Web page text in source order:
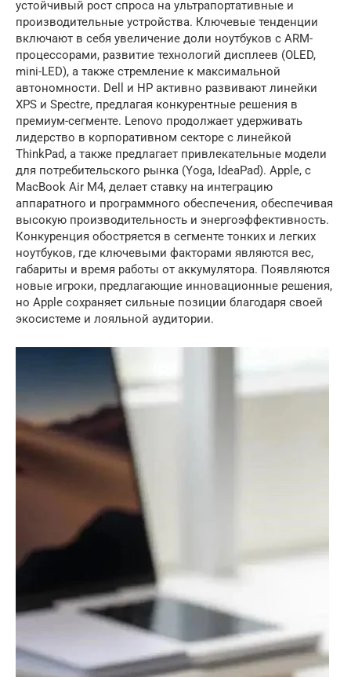
устойчивый рост спроса на ультрапортативные и
производительные устройства. Ключевые тенденции
включают в себя увеличение доли ноутбуков с ARM-
процессорами, развитие технологий дисплеев (OLED,
mini-LED), а также стремление к максимальной
автономности. Dell и HP активно развивают линейки
XPS и Spectre, предлагая конкурентные решения в
премиум-сегменте. Lenovo продолжает удерживать
лидерство в корпоративном секторе с линейкой
ThinkPad, а также предлагает привлекательные модели
для потребительского рынка (Yoga, IdeaPad). Apple, с
MacBook Air M4, делает ставку на интеграцию
аппаратного и программного обеспечения, обеспечивая
высокую производительность и энергоэффективность.
Конкуренция обостряется в сегменте тонких и легких
ноутбуков, где ключевыми факторами являются вес,
габариты и время работы от аккумулятора. Появляются
новые игроки, предлагающие инновационные решения,
но Apple сохраняет сильные позиции благодаря своей
экосистеме и лояльной аудитории.